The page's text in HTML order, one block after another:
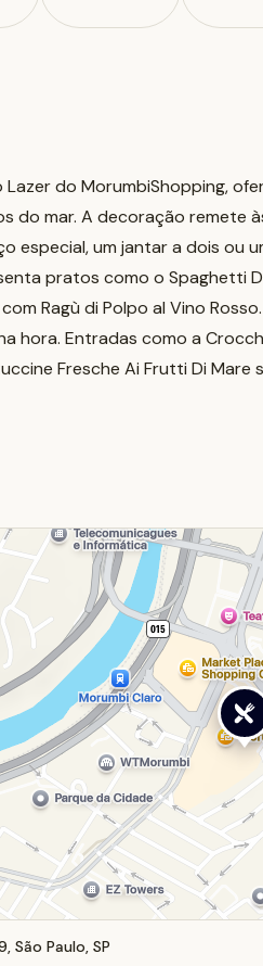
Lazer do MorumbiShopping,
do mar. A decoração remete
especial, um jantar a dois ou
pratos como o Spaghetti
Ragù di Polpo al Vino
hora. Entradas como a
Fresche Ai Frutti Di Mare
São Paulo, SP